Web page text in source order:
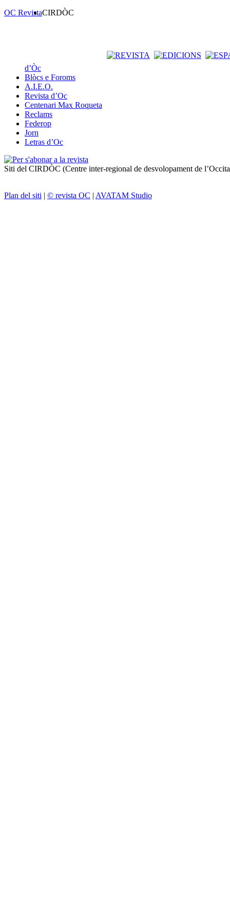
OC RevistaCIRDÒC
d’Òc
Blòcs e Foroms
A.I.E.O.
Revista d’Oc
Centenari Max Roqueta
Reclams
Federop
Jorn
Letras d’Oc
Siti del CIRDÒC (Centre inter-regional de desvolopament de
Plan del siti | © revista OC | AVATAM Studio